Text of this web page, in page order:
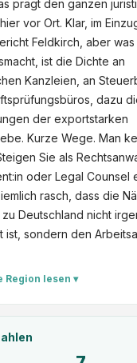
prägt den ganzen
vor Ort. Klar, im
Feldkirch, aber
ist die Dichte an
Kanzleien, an
dazu
der exportstarken
Kurze Wege. Man
Sie als
oder Legal Counsel
rasch, dass die
Deutschland nicht
ist, sondern den
Region lesen ▾